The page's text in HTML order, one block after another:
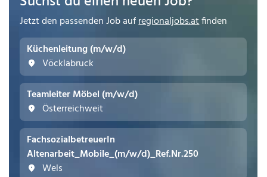
Jetzt den passenden Job aufregionaljobs.atfinden
Küchenleitung (m/w/d)
Vöcklabruck
Teamleiter Möbel (m/w/d)
Österreichweit
FachsozialbetreuerIn
Altenarbeit_Mobile_(m/w/d)_Ref.Nr.250
Wels